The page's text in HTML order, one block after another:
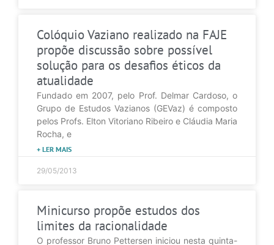
Colóquio Vaziano realizado na FAJE
propõe discussão sobre possível
solução para os desafios éticos da
atualidade
Fundado em 2007, pelo Prof. Delmar Cardoso, o
Grupo de Estudos Vazianos (GEVaz) é composto
pelos Profs. Elton Vitoriano Ribeiro e Cláudia Maria
Rocha, e
+ LER MAIS
29/05/2013
Minicurso propõe estudos dos
limites da racionalidade
O professor Bruno Pettersen iniciou nesta quinta-